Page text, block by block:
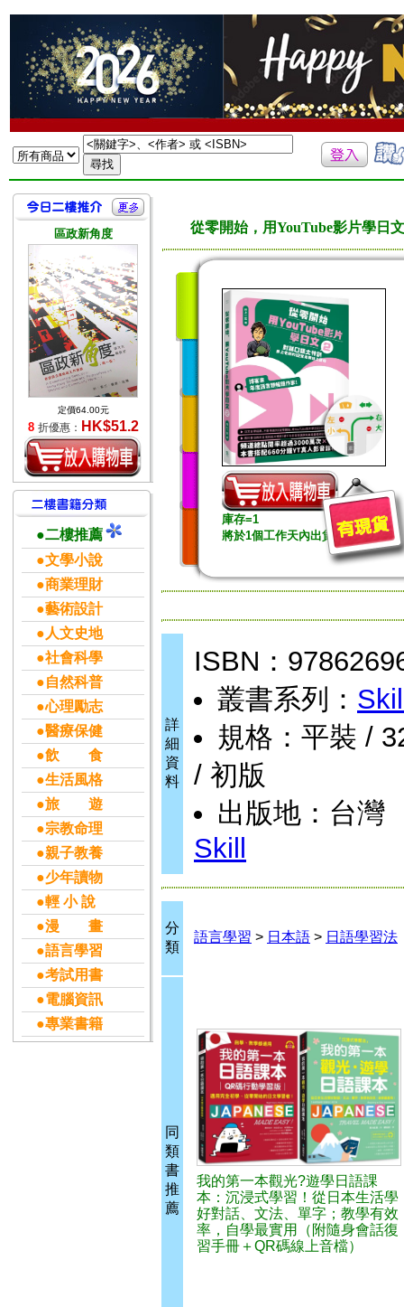
區政新角度
定價64.00元
8 折優惠： HK$51.2
●二樓推薦
●文學小說
●商業理財
●藝術設計
●人文史地
●社會科學
●自然科普
●心理勵志
●醫療保健
●飲 食
●生活風格
●旅 遊
●宗教命理
●親子教養
●少年讀物
●輕 小 說
●漫 畫
●語言學習
●考試用書
●電腦資訊
●專業書籍
從零開始，用YouTube影片學日
庫存=1
將於1個工作天內出貨
詳
細
資
料
ISBN：
叢書系列：
規格：平裝 /
/ 初版
出版地：台灣
Skill
分
類
語言學習 > 日本語 > 日語學習法
同
類
書
推
薦
我的第一本觀光?遊學日語課
本：沉浸式學習！從日本生活學
好對話、文法、單字；教學有效
率，自學最實用（附隨身會話復
習手冊＋QR碼線上音檔）